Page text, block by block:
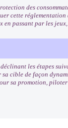
des
cette
passant par les
les étapes
cible de façon
sa promotion,